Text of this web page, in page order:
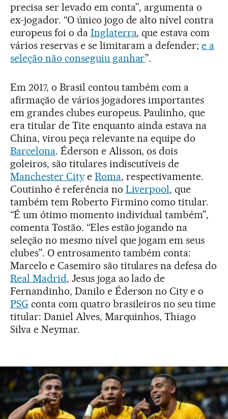
precisa ser levado em conta”, argumenta o
ex-jogador. “O único jogo de alto nível contra
europeus foi o da Inglaterra, que estava com
vários reservas e se limitaram a defender;e a
seleção não conseguiu ganhar”.
Em 2017, o Brasil contou também com a
afirmação de vários jogadores importantes
em grandes clubes europeus. Paulinho, que
era titular de Tite enquanto ainda estava na
China, virou peça relevante na equipe do
Barcelona. Éderson e Alisson, os dois
goleiros, são titulares indiscutíveis de
Manchester Citye Roma, respectivamente.
Coutinho é referência no Liverpool, que
também tem Roberto Firmino como titular.
“É um ótimo momento individual também”,
comenta Tostão. “Eles estão jogando na
seleção no mesmo nível que jogam em seus
clubes”. O entrosamento também conta:
Marcelo e Casemiro são titulares na defesa do
Real Madrid, Jesus joga ao lado de
Fernandinho, Danilo e Éderson no City e o
PSGconta com quatro brasileiros no seu time
titular: Daniel Alves, Marquinhos, Thiago
Silva e Neymar.